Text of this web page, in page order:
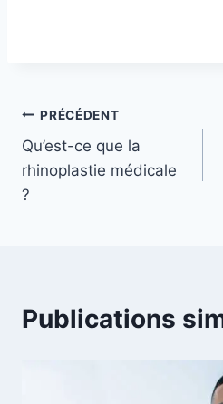
Navigation
de
l’article
PRÉCÉDENT
Qu’est-ce que la
rhinoplastie médicale
?
Publications